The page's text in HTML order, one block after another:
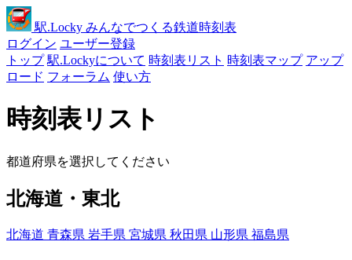
駅.Locky みんなでつくる鉄道時刻表
ログイン ユーザー登録
トップ 駅.Lockyについて 時刻表リスト 時刻表マップ アップ
ロード フォーラム 使い方
時刻表リスト
都道府県を選択してください
北海道・東北
北海道 青森県 岩手県 宮城県 秋田県 山形県 福島県